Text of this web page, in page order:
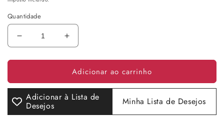
Quantidade
Diminuir
a
quantidade
Quinta
de
S.
José
Aumentar
a
quantidade
de
Quinta
de
S.
José
Adicionar ao carrinho
Adicionar à Lista de
Desejos Minha Lista de Desejos